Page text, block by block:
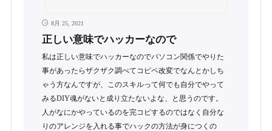
8月 25, 2021
正しい意味でハッカーなので
私は正しい意味でハッカーなのでパソコン関係でやりた
事があったらザクザク調べてコピペ改変でなんとかしち
ゃう方なんですが、このスキルって何でも自分でやって
みるDIY魂がないと成り立たないよな、と思うのです。
人がなにかやっているのを完コピするのではなく自分な
りのアレンジを入れる事でハックの方法が身につくの